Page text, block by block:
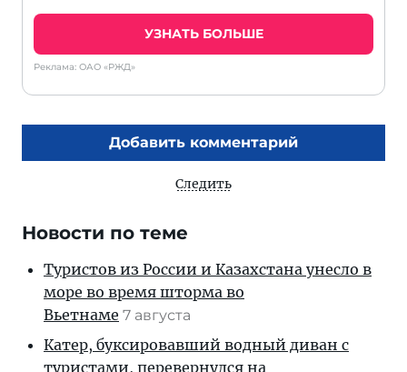
УЗНАТЬ БОЛЬШЕ
Реклама: ОАО «РЖД»
Добавить комментарий
Следить
Новости по теме
Туристов из России и Казахстана унесло в
море во время шторма во
Вьетнаме 7 августа
Катер, буксировавший водный диван с
туристами, перевернулся на